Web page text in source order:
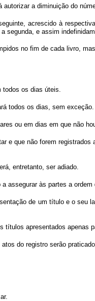
a diminuição do
acrescido à
e assim
no fim de cada livro,
os dias úteis.
todos os dias, sem exceção.
ou em dias em que não
e que não forem
entretanto, ser adiado.
assegurar às partes a
de um título e o seu
títulos apresentados apenas
do registro serão